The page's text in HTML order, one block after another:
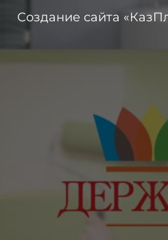
Создание сайта